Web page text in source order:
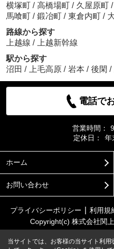
横塚町 / 高橋場町 / 久屋原町 /
馬喰町 / 鍛冶町 / 東倉内町 /
路線から探す
上越線 /
上越新幹線
駅から探す
沼田 / 上毛高原 / 岩本 / 後閑 /
電話で
営業時間：
定休日：
年
ホーム
お問い合わせ
プライバシーポリシー 利用規
Copyright(c) 株式会社関
当サイトでは、お客様の当サイト利